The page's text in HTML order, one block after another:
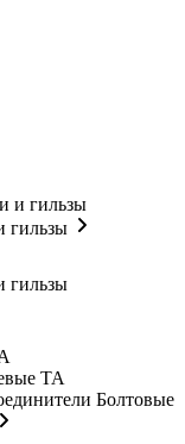
гильзы
гильзы
ТА
Болтовые